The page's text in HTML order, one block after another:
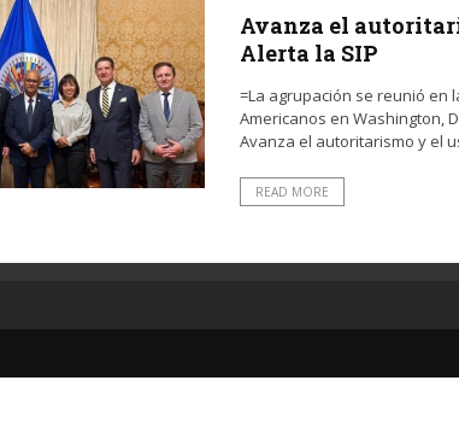
Avanza el
Alerta la SIP
=La agrupación se reunió en
Americanos en Washington,
Avanza el autoritarismo y el
READ MORE